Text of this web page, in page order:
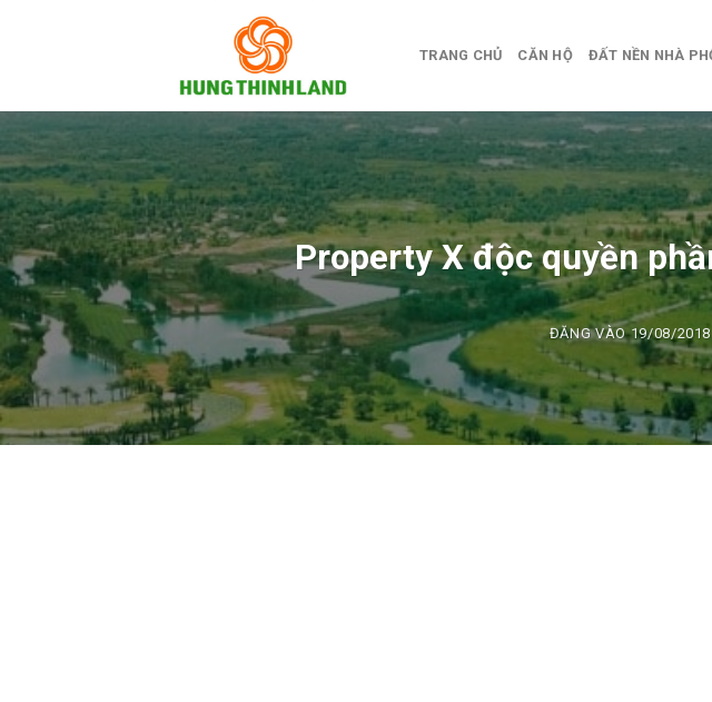
TRANG CHỦ CĂN HỘ ĐẤT NỀN NHÀ
Property X độc quyền
ĐĂNG VÀO19/08/2018